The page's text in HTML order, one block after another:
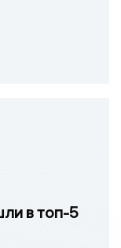
в топ-5